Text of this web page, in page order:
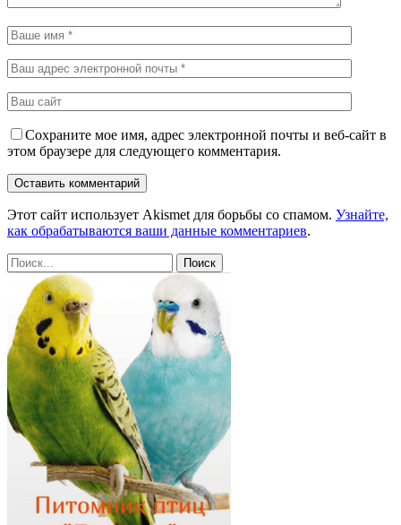
Сохраните мое имя, адрес электронной почты и веб-сайт в
этом браузере для следующего комментария.
Этот сайт использует Akismet для борьбы со спамом. Узнайте,
как обрабатываются ваши данные комментариев.